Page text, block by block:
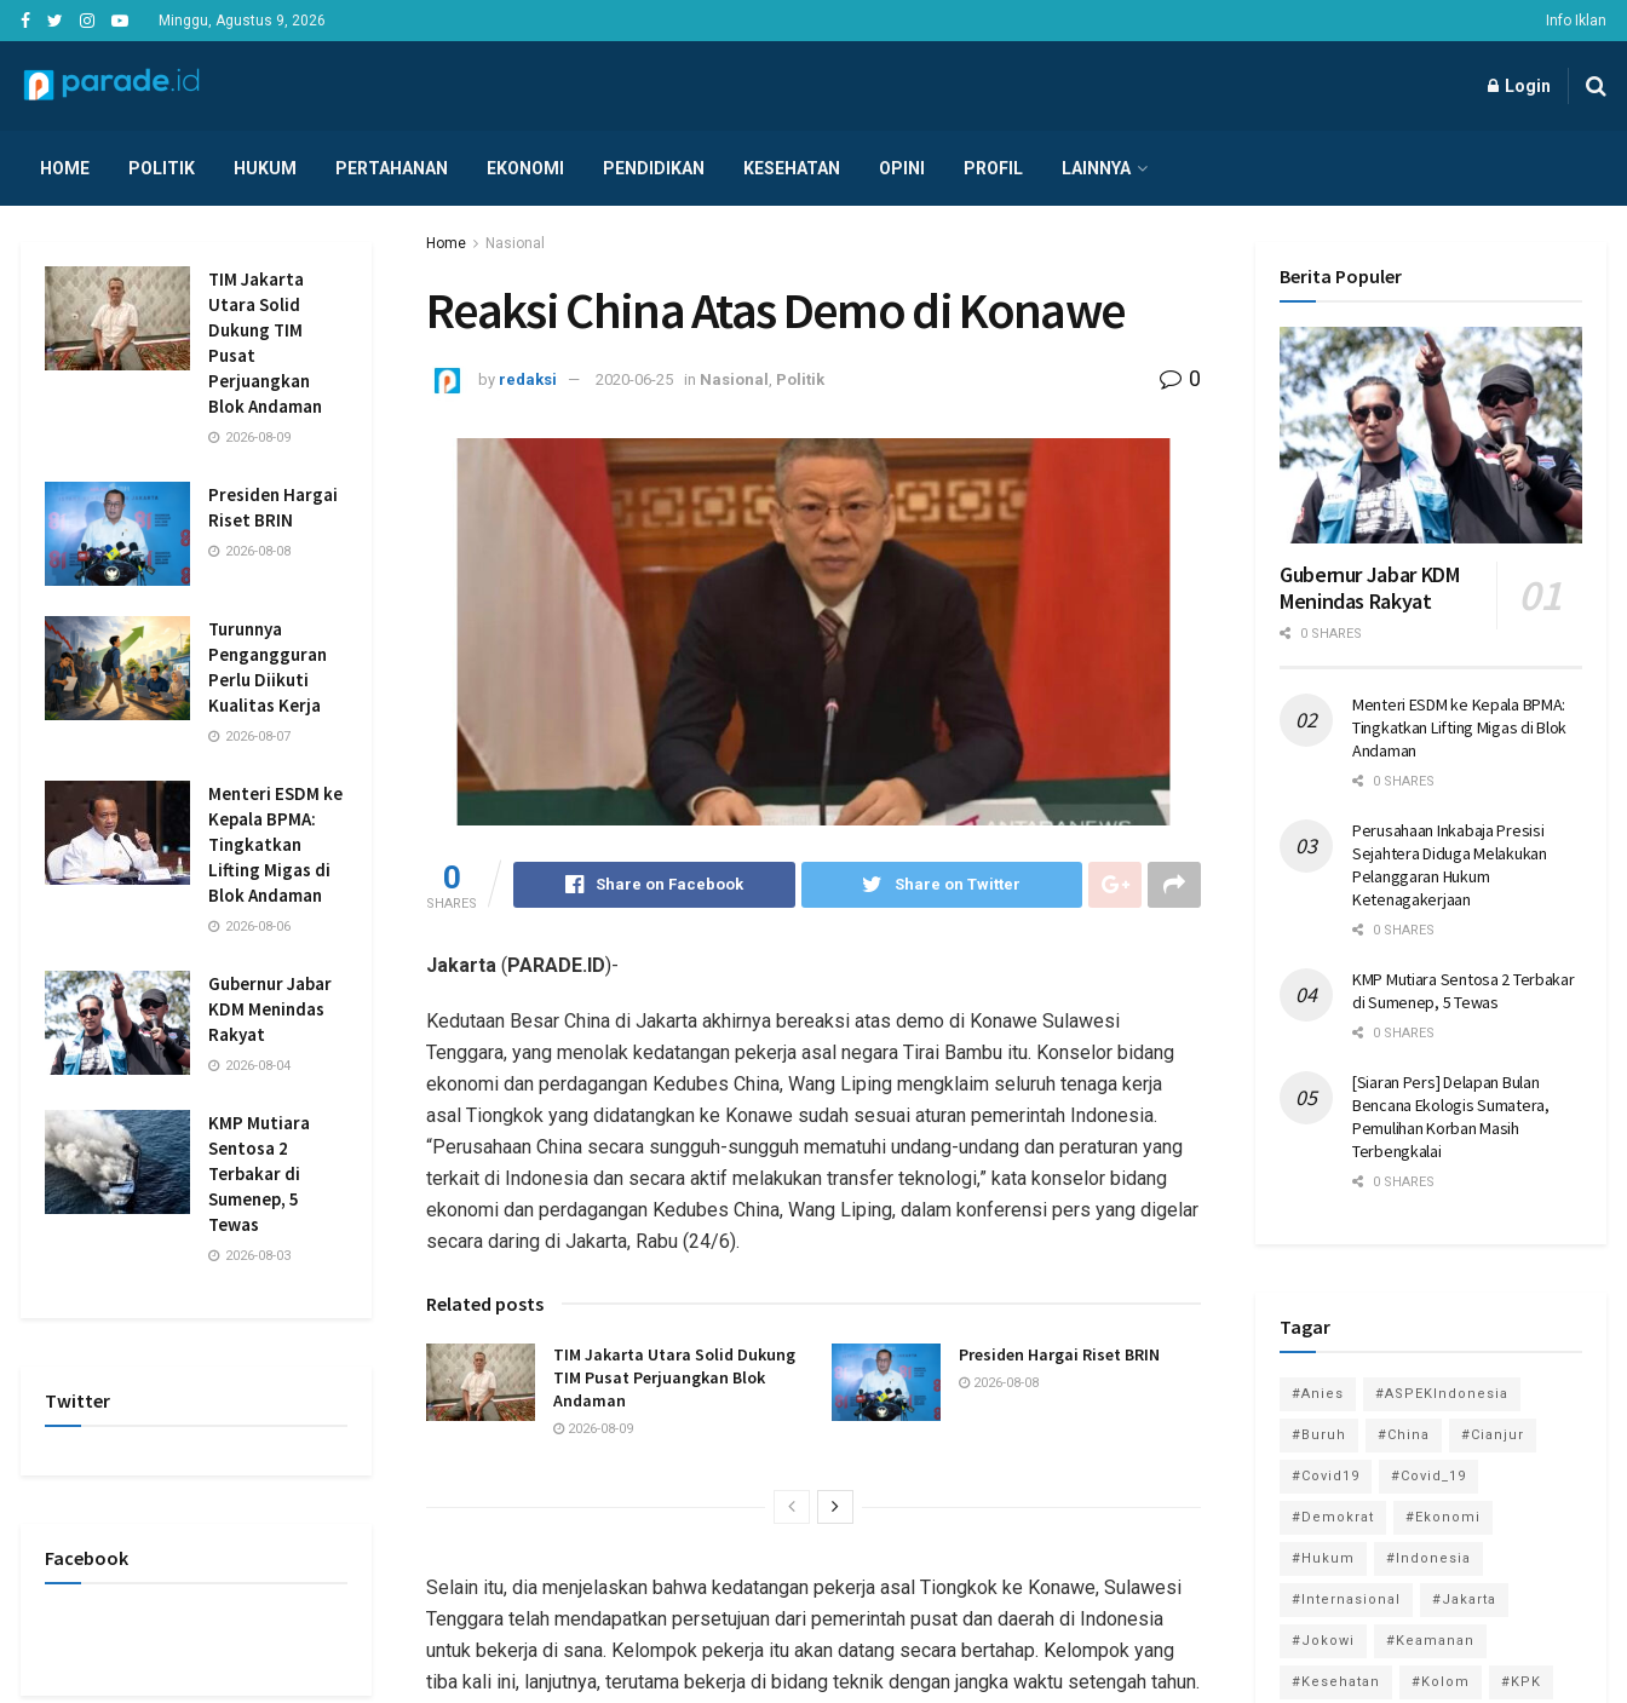
Minggu, Agustus 9, 2026 Info Iklan
Login
HOME POLITIK HUKUM PERTAHANAN EKONOMI PENDIDIKAN KESEHATAN OPINI PROFIL LAINNYA
Home Nasional
Reaksi China Atas Demo di Konawe
by redaksi 2020-06-25 in Nasional Politik 0
0
SHARES
Share on Facebook Share on Twitter
Jakarta (PARADE.ID)-
Kedutaan Besar China di Jakarta akhirnya bereaksi atas demo di Konawe Sulawesi
Tenggara, yang menolak kedatangan pekerja asal negara Tirai Bambu itu. Konselor bidang
ekonomi dan perdagangan Kedubes China, Wang Liping mengklaim seluruh tenaga kerja
asal Tiongkok yang didatangkan ke Konawe sudah sesuai aturan pemerintah Indonesia.
“Perusahaan China secara sungguh-sungguh mematuhi undang-undang dan peraturan yang
terkait di Indonesia dan secara aktif melakukan transfer teknologi,” kata konselor bidang
ekonomi dan perdagangan Kedubes China, Wang Liping, dalam konferensi pers yang digelar
secara daring di Jakarta, Rabu (24/6).
Related posts
TIM Jakarta Utara Solid Dukung
TIM Pusat Perjuangkan Blok
Andaman
2026-08-09
Presiden Hargai Riset BRIN
2026-08-08
Selain itu, dia menjelaskan bahwa kedatangan pekerja asal Tiongkok ke Konawe, Sulawesi
Tenggara telah mendapatkan persetujuan dari pemerintah pusat dan daerah di Indonesia
untuk bekerja di sana. Kelompok pekerja itu akan datang secara bertahap. Kelompok yang
tiba kali ini, lanjutnya, terutama bekerja di bidang teknik dengan jangka waktu setengah tahun.
TIM Jakarta
Utara Solid
Dukung TIM
Pusat
Perjuangkan
Blok Andaman
2026-08-09
Presiden Hargai
Riset BRIN
2026-08-08
Turunnya
Pengangguran
Perlu Diikuti
Kualitas Kerja
2026-08-07
Menteri ESDM ke
Kepala BPMA:
Tingkatkan
Lifting Migas di
Blok Andaman
2026-08-06
Gubernur Jabar
KDM Menindas
Rakyat
2026-08-04
KMP Mutiara
Sentosa 2
Terbakar di
Sumenep, 5
Tewas
2026-08-03
Twitter
Facebook
Berita Populer
Gubernur Jabar KDM
Menindas Rakyat
0 SHARES
Menteri ESDM ke Kepala BPMA:
Tingkatkan Lifting Migas di Blok
Andaman
0 SHARES
Perusahaan Inkabaja Presisi
Sejahtera Diduga Melakukan
Pelanggaran Hukum
Ketenagakerjaan
0 SHARES
KMP Mutiara Sentosa 2 Terbakar
di Sumenep, 5 Tewas
0 SHARES
[Siaran Pers] Delapan Bulan
Bencana Ekologis Sumatera,
Pemulihan Korban Masih
Terbengkalai
0 SHARES
Tagar
#Anies #ASPEKIndonesia
#Buruh #China #Cianjur
#Covid19 #Covid_19
#Demokrat #Ekonomi
#Hukum #Indonesia
#Internasional #Jakarta
#Jokowi #Keamanan
#Kesehatan #Kolom #KPK